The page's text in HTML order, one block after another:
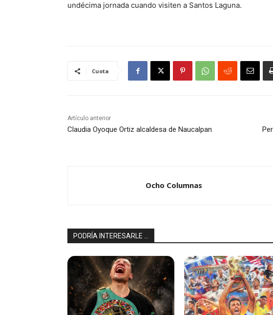
undécima jornada cuando visiten a Santos Laguna.
Cuota
Artículo anterior
Claudia Oyoque Ortiz alcaldesa de Naucalpan
Ocho Columnas
PODRÍA INTERESARLE ...